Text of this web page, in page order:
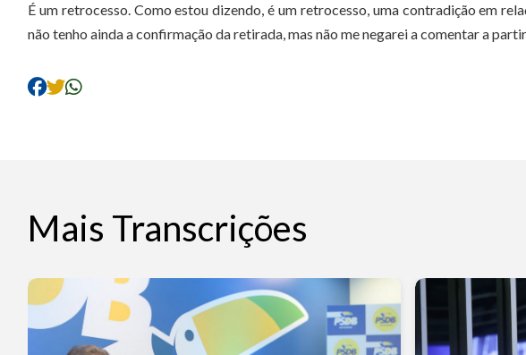
É um retrocesso. Como estou dizendo, é um retrocesso, uma contradição em
não tenho ainda a confirmação da retirada, mas não me negarei a comentar a
Mais Transcrições